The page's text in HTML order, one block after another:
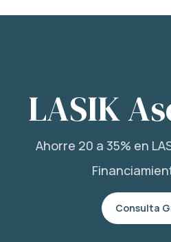
LASIK
Ahorre 20 a 35% en
Consulta